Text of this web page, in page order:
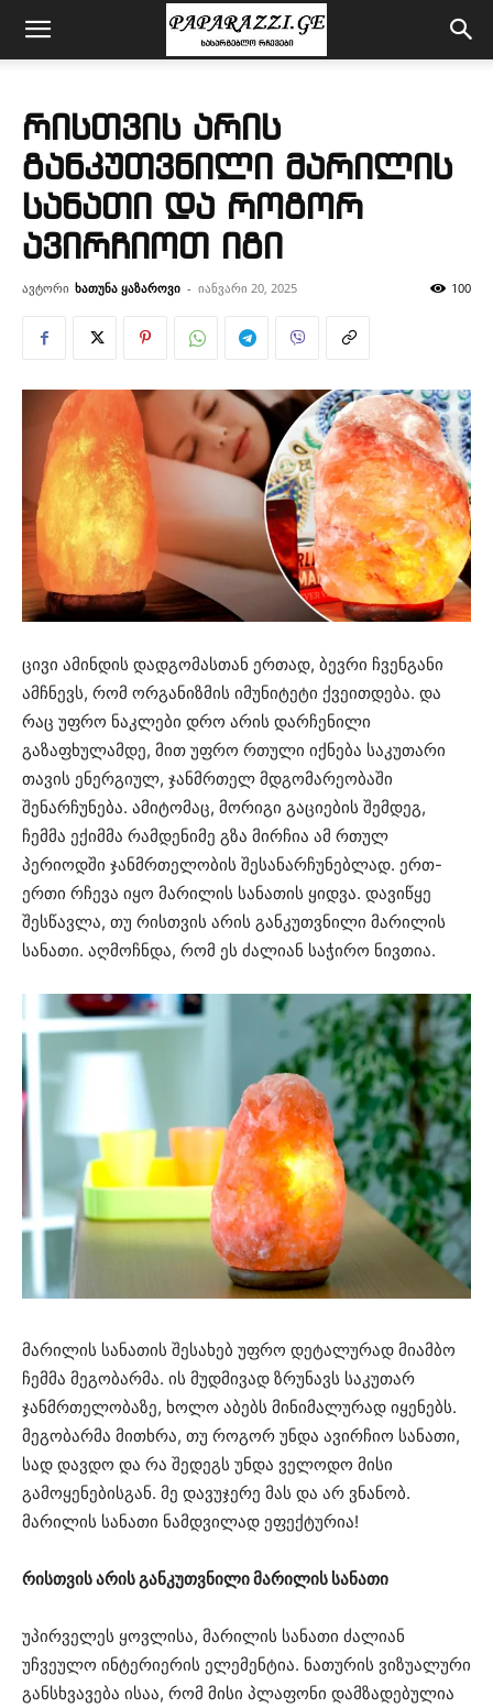
რისთვის არის
განკუთვნილი მარილის
სანათი და როგორ
ავირჩიოთ იგი
ავტორი ხათუნა ყაზაროვი - იანვარი 20, 2025 100
ცივი ამინდის დადგომასთან ერთად, ბევრი ჩვენგანი
ამჩნევს, რომ ორგანიზმის იმუნიტეტი ქვეითდება. და
რაც უფრო ნაკლები დრო არის დარჩენილი
გაზაფხულამდე, მით უფრო რთული იქნება საკუთარი
თავის ენერგიულ, ჯანმრთელ მდგომარეობაში
შენარჩუნება. ამიტომაც, მორიგი გაციების შემდეგ,
ჩემმა ექიმმა რამდენიმე გზა მირჩია ამ რთულ
პერიოდში ჯანმრთელობის შესანარჩუნებლად. ერთ-
ერთი რჩევა იყო მარილის სანათის ყიდვა. დავიწყე
შესწავლა, თუ რისთვის არის განკუთვნილი მარილის
სანათი. აღმოჩნდა, რომ ეს ძალიან საჭირო ნივთია.
მარილის სანათის შესახებ უფრო დეტალურად მიამბო
ჩემმა მეგობარმა. ის მუდმივად ზრუნავს საკუთარ
ჯანმრთელობაზე, ხოლო აბებს მინიმალურად იყენებს.
მეგობარმა მითხრა, თუ როგორ უნდა ავირჩიო სანათი,
სად დავდო და რა შედეგს უნდა ველოდო მისი
გამოყენებისგან. მე დავუჯერე მას და არ ვნანობ.
მარილის სანათი ნამდვილად ეფექტურია!
რისთვის არის განკუთვნილი მარილის სანათი
უპირველეს ყოვლისა, მარილის სანათი ძალიან
უჩვეულო ინტერიერის ელემენტია. ნათურის ვიზუალური
განსხვავება ისაა, რომ მისი პლაფონი დამზადებულია